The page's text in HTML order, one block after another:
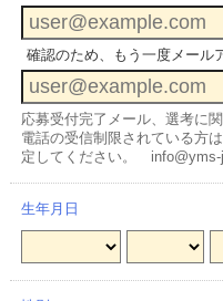
確認のため、もう一度メール
応募受付完了メール、選考に
電話の受信制限されている方
定してください。 info@yms-
生年月日